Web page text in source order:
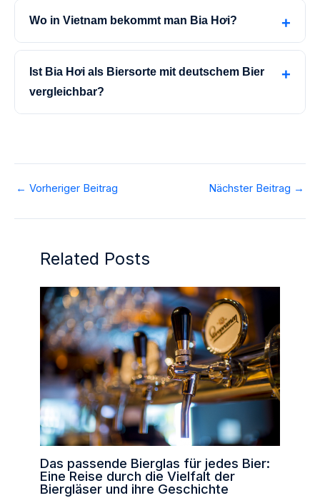
Wo in Vietnam bekommt man Bia Hơi?
Ist Bia Hơi als Biersorte mit deutschem Bier
vergleichbar?
← Vorheriger Beitrag Nächster Beitrag →
Related Posts
Das passende Bierglas für jedes Bier:
Eine Reise durch die Vielfalt der
Biergläser und ihre Geschichte